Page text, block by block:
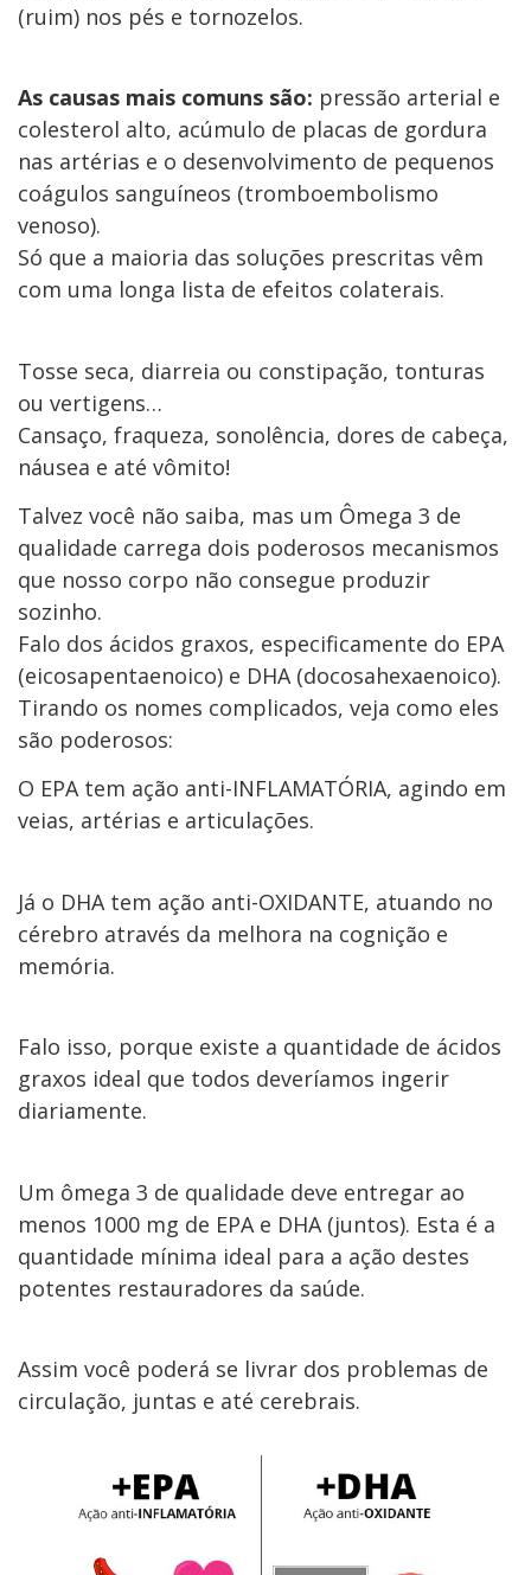
(ruim) nos pés e tornozelos.
As causas mais comuns são: pressão arterial e
colesterol alto, acúmulo de placas de gordura
nas artérias e o desenvolvimento de pequenos
coágulos sanguíneos (tromboembolismo
venoso).
Só que a maioria das soluções prescritas vêm
com uma longa lista de efeitos colaterais.
Tosse seca, diarreia ou constipação, tonturas
ou vertigens…
Cansaço, fraqueza, sonolência, dores de cabeça,
náusea e até vômito!
Talvez você não saiba, mas um Ômega 3 de
qualidade carrega dois poderosos mecanismos
que nosso corpo não consegue produzir
sozinho.
Falo dos ácidos graxos, especificamente do EPA
(eicosapentaenoico) e DHA (docosahexaenoico).
Tirando os nomes complicados, veja como eles
são poderosos:
O EPA tem ação anti-INFLAMATÓRIA, agindo em
veias, artérias e articulações.
Já o DHA tem ação anti-OXIDANTE, atuando no
cérebro através da melhora na cognição e
memória.
Falo isso, porque existe a quantidade de ácidos
graxos ideal que todos deveríamos ingerir
diariamente.
Um ômega 3 de qualidade deve entregar ao
menos 1000 mg de EPA e DHA (juntos). Esta é a
quantidade mínima ideal para a ação destes
potentes restauradores da saúde.
Assim você poderá se livrar dos problemas de
circulação, juntas e até cerebrais.